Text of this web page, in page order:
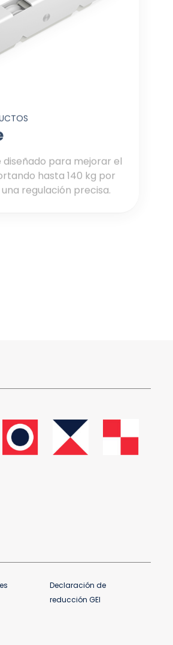
diseñado para mejorar el
hasta 140 kg por
regulación precisa.
Declaración de
reducción GEI